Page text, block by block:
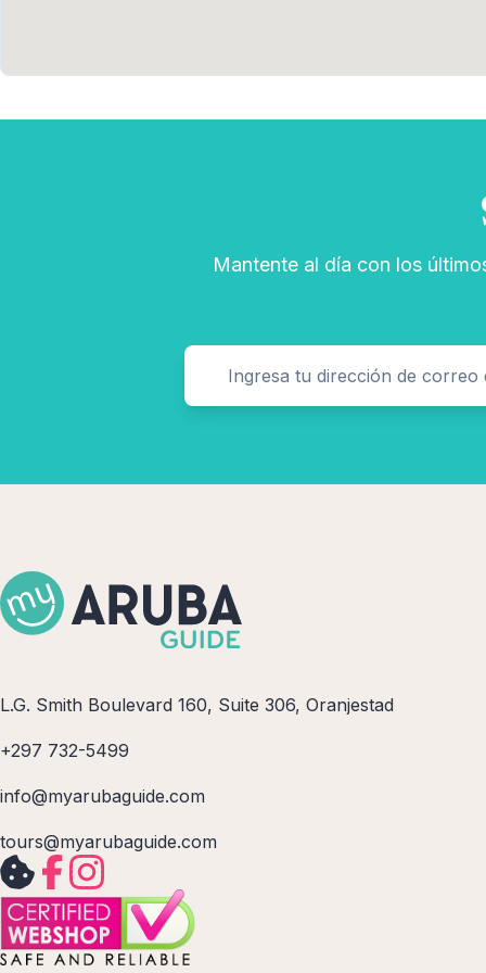
Mantente al día con los
L.G. Smith Boulevard 160, Suite 306, Oranjestad
+297 732-5499
info@myarubaguide.com
tours@myarubaguide.com